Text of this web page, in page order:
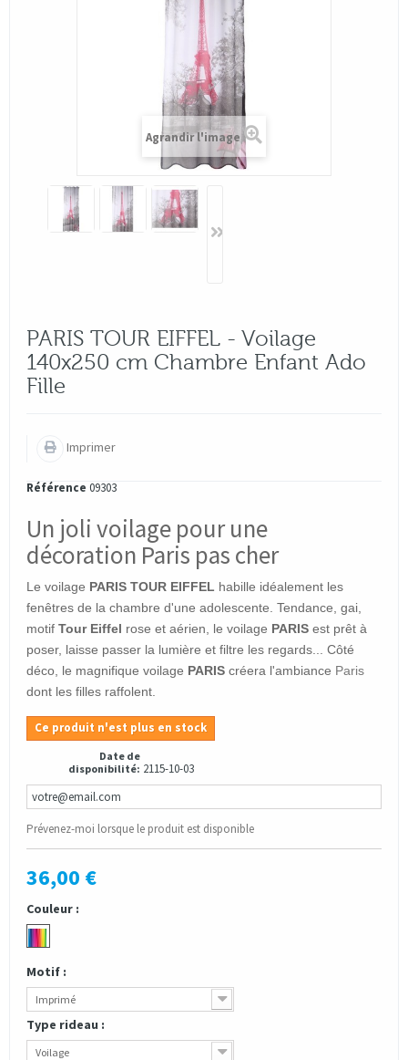
Agrandir l'image
PARIS TOUR EIFFEL - Voilage
140x250 cm Chambre Enfant Ado
Fille
Imprimer
Référence 09303
Un joli voilage pour une
décoration Paris pas cher
Le voilage PARIS TOUR EIFFEL habille idéalement les
fenêtres de la chambre d'une adolescente. Tendance, gai,
motif Tour Eiffel rose et aérien, le voilage PARIS est prêt à
poser, laisse passer la lumière et filtre les regards... Côté
déco, le magnifique voilage PARIS créera l'ambiance Paris
dont les filles raffolent.
Ce produit n'est plus en stock
Date de
disponibilité: 2115-10-03
Prévenez-moi lorsque le produit est disponible
36,00 €
Couleur :
Motif :
Imprimé
Type rideau :
Voilage